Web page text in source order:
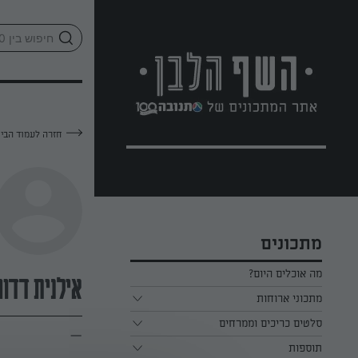
מתכונים
מה אוכלים היום?
מתכוני ארוחות
ארוחת בוקר
ארוחת צהריים
סלטים כריכים וממרחים
כל הסלטים כריכים וממרחים
תוספות
חזרה לעמוד
אילנית
—